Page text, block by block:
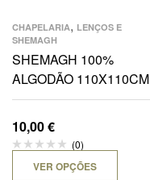
CHAPELARIA, LENÇOS E
SHEMAGH
SHEMAGH 100%
ALGODÃO 110X110CM
10,00€
(0)
VER OPÇÕES